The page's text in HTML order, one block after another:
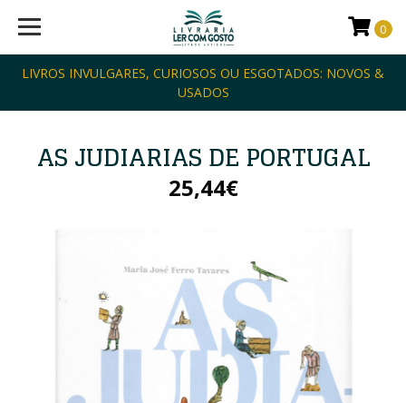
LIVROS INVULGARES, CURIOSOS OU ESGOTADOS: NOVOS &
USADOS
0
AS JUDIARIAS DE PORTUGAL
25,44€